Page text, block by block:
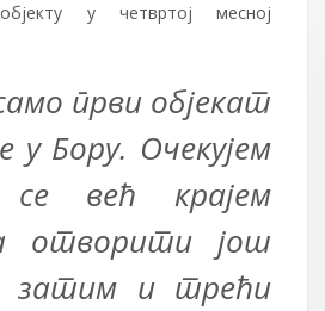
у четвртој месној
први објекат
у Бору. Очекујем
већ крајем
отворити још
затим и трећи